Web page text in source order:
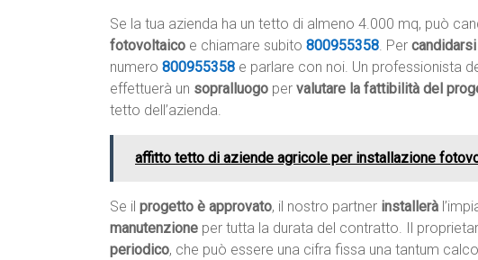
Se la tua azienda ha un tetto di almeno 4.000 mq, può
fotovoltaico e chiamare subito 800955358. Per
numero 800955358 e parlare con noi. Un professionista
effettuerà un sopralluogo per valutare la fattibilità del
tetto dell’azienda.
affitto tetto di aziende agricole per installazione
Se il progetto è approvato, il nostro partner installerà
manutenzione per tutta la durata del contratto. Il
periodico, che può essere una cifra fissa una tantum